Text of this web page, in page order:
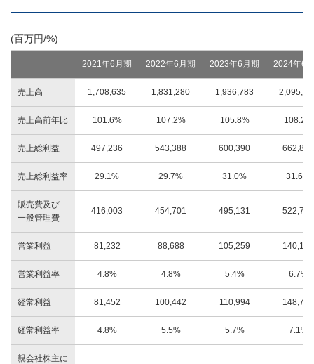
(百万円/%)
2021年6月期 2022年6月期 2023年6月期 2024年6
売上高 1,708,635 1,831,280 1,936,783
売上高前年比 101.6% 107.2% 105.8% 108.2%
売上総利益 497,236 543,388 600,390 662,898
売上総利益率 29.1% 29.7% 31.0% 31.6%
販売費及び
一般管理費
416,003 454,701 495,131 522,705
営業利益 81,232 88,688 105,259 140,193
営業利益率 4.8% 4.8% 5.4% 6.7%
経常利益 81,452 100,442 110,994 148,709
経常利益率 4.8% 5.5% 5.7% 7.1%
親会社株主に